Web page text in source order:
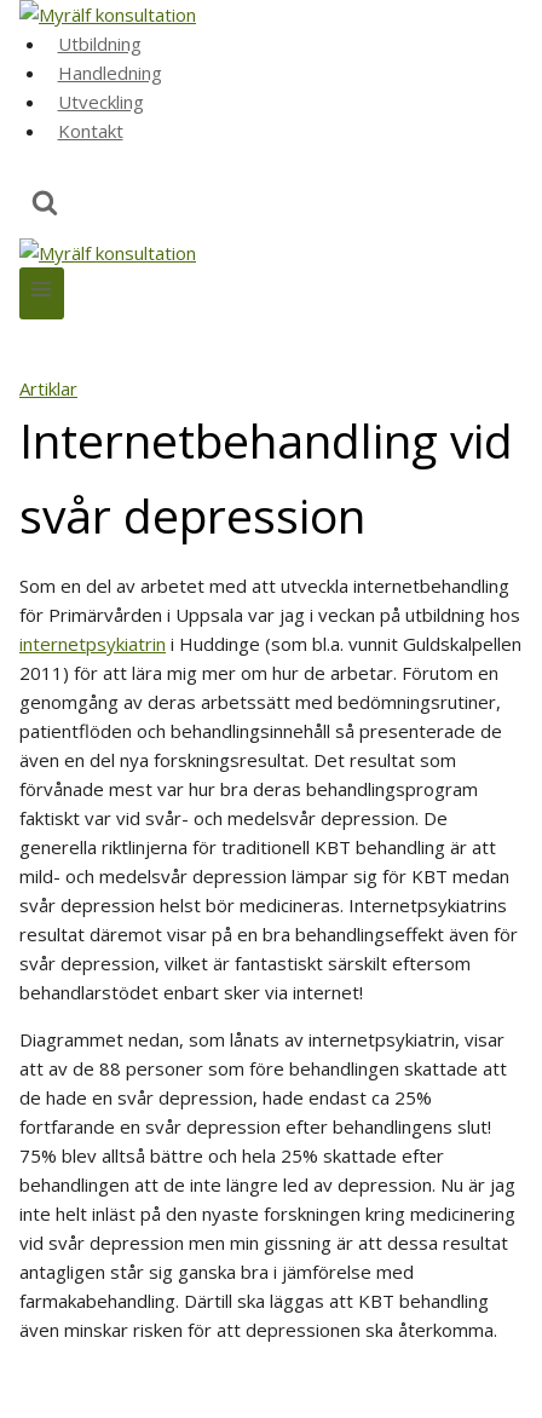
Skip
content
Utbildning
Handledning
Utveckling
Kontakt
Artiklar
Internetbehandling vid
svår depression
Som en del av arbetet med att utveckla internetbehandling
för Primärvården i Uppsala var jag i veckan på utbildning hos
internetpsykiatrin i Huddinge (som bl.a. vunnit Guldskalpellen
2011) för att lära mig mer om hur de arbetar. Förutom en
genomgång av deras arbetssätt med bedömningsrutiner,
patientflöden och behandlingsinnehåll så presenterade de
även en del nya forskningsresultat. Det resultat som
förvånade mest var hur bra deras behandlingsprogram
faktiskt var vid svår- och medelsvår depression. De
generella riktlinjerna för traditionell KBT behandling är att
mild- och medelsvår depression lämpar sig för KBT medan
svår depression helst bör medicineras. Internetpsykiatrins
resultat däremot visar på en bra behandlingseffekt även för
svår depression, vilket är fantastiskt särskilt eftersom
behandlarstödet enbart sker via internet!
Diagrammet nedan, som lånats av internetpsykiatrin, visar
att av de 88 personer som före behandlingen skattade att
de hade en svår depression, hade endast ca 25%
fortfarande en svår depression efter behandlingens slut!
75% blev alltså bättre och hela 25% skattade efter
behandlingen att de inte längre led av depression. Nu är jag
inte helt inläst på den nyaste forskningen kring medicinering
vid svår depression men min gissning är att dessa resultat
antagligen står sig ganska bra i jämförelse med
farmakabehandling. Därtill ska läggas att KBT behandling
även minskar risken för att depressionen ska återkomma.